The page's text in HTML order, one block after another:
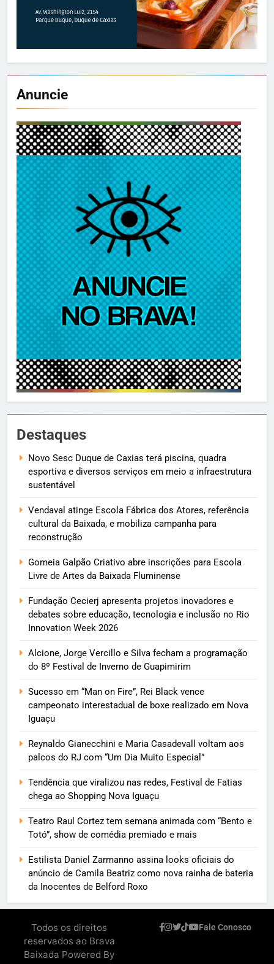
Anuncie
Destaques
Novo Sesc Duque de Caxias terá piscina, quadra
esportiva e diversos serviços em meio a infraestrutura
sustentável
Vendaval atinge Escola Fábrica dos Atores, referência
cultural da Baixada, e mobiliza campanha para
reconstrução
Gomeia Galpão Criativo abre inscrições para Escola
Livre de Artes da Baixada Fluminense
Fundação Cecierj apresenta projetos inovadores e
debates sobre educação, tecnologia e inclusão no Rio
Innovation Week 2026
Alcione, Jorge Vercillo e Silva fecham a programação
do 8º Festival de Inverno de Guapimirim
Sucesso em “Man on Fire”, Rei Black vence
campeonato interestadual de boxe realizado em Nova
Iguaçu
Reynaldo Gianecchini e Maria Casadevall voltam aos
palcos do RJ com “Um Dia Muito Especial”
Tendência que viralizou nas redes, Festival de Fatias
chega ao Shopping Nova Iguaçu
Teatro Raul Cortez tem semana animada com “Bento e
Totó”, show de comédia premiado e mais
Estilista Daniel Zarmanno assina looks oficiais do
anúncio de Camila Beatriz como nova rainha de bateria
da Inocentes de Belford Roxo
Todos os direitos
reservados ao Brava
Baixada Powered By
Fale Conosco